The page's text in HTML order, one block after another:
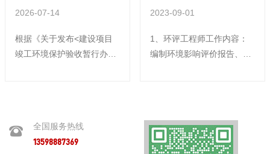
2026-07-14
根据《关于发布<建设项目
竣工环境保护验收暂行办法
100MWp平价上网项目（升
压站）竣工环保验收工作。
2023-09-01
1、环评工程师工作内容：
编制环境影响评价报告、环
证书。2、有相关工作经
验，能独立完成简单类项目
全国服务热线
13598887369